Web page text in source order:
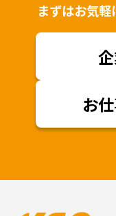
まずはお気軽
お